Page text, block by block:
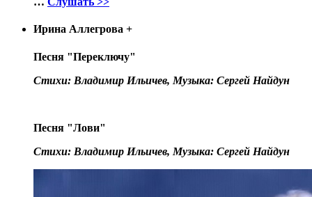
Ирина Аллегрова +
Песня "Переключу"
Стихи: Владимир Ильичев, Музыка: Сергей Найдун
Песня "Лови"
Стихи: Владимир Ильичев, Музыка: Сергей Найдун